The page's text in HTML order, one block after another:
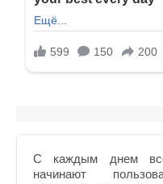
С каждым днем
начинают